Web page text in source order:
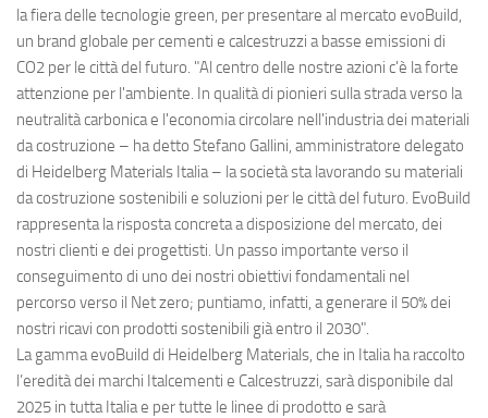
la fiera delle tecnologie green, per presentare al mercato evoBuild,
un brand globale per cementi e calcestruzzi a basse emissioni di
CO2 per le città del futuro. "Al centro delle nostre azioni c'è la forte
attenzione per l'ambiente. In qualità di pionieri sulla strada verso la
neutralità carbonica e l'economia circolare nell'industria dei materiali
da costruzione – ha detto Stefano Gallini, amministratore delegato
di Heidelberg Materials Italia – la società sta lavorando su materiali
da costruzione sostenibili e soluzioni per le città del futuro. EvoBuild
rappresenta la risposta concreta a disposizione del mercato, dei
nostri clienti e dei progettisti. Un passo importante verso il
conseguimento di uno dei nostri obiettivi fondamentali nel
percorso verso il Net zero; puntiamo, infatti, a generare il 50% dei
nostri ricavi con prodotti sostenibili già entro il 2030".
La gamma evoBuild di Heidelberg Materials, che in Italia ha raccolto
l’eredità dei marchi Italcementi e Calcestruzzi, sarà disponibile dal
2025 in tutta Italia e per tutte le linee di prodotto e sarà